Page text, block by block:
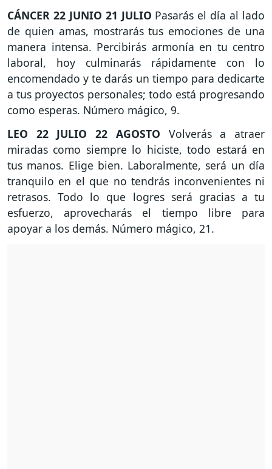
CÁNCER 22 JUNIO 21 JULIO Pasarás el día al lado
de quien amas, mostrarás tus emociones de una
manera intensa. Percibirás armonía en tu centro
laboral, hoy culminarás rápidamente con lo
encomendado y te darás un tiempo para dedicarte
a tus proyectos personales; todo está progresando
como esperas. Número mágico, 9.
LEO
22 JULIO 22 AGOSTO Volverás a atraer
miradas como siempre lo hiciste, todo estará en
tus manos. Elige bien. Laboralmente, será un día
tranquilo en el que no tendrás inconvenientes ni
retrasos. Todo lo que logres será gracias a tu
esfuerzo, aprovecharás el tiempo libre para
apoyar a los demás. Número mágico, 21.